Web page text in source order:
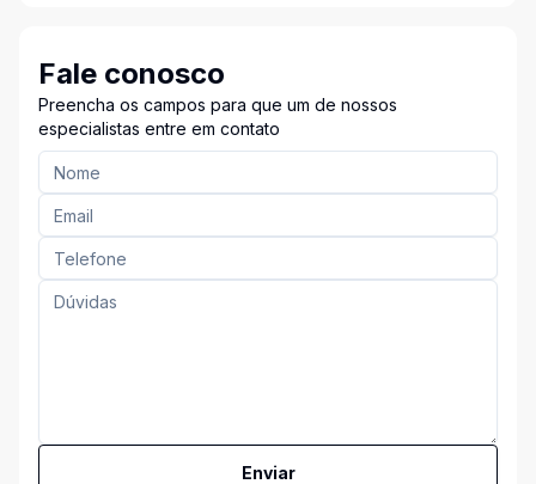
Fale conosco
Preencha os campos para que um de nossos
especialistas entre em contato
Enviar